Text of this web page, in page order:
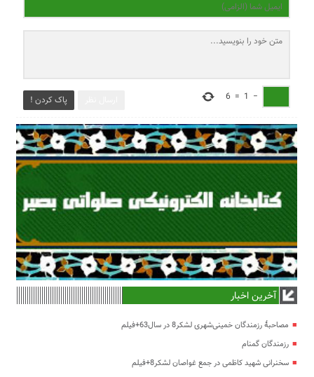
پاک کردن ! −
1
=
6
آخرین اخبار
مصاحبۀ رزمندگان خمینی‌شهری لشکر8 در سال63+فیلم
رزمندگان گمنام
سخنرانی شهید کاظمی در جمع غواصان لشکر8+فیلم